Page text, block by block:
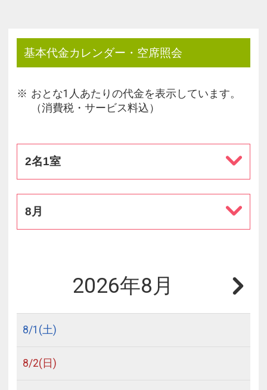
基本代金カレンダー・空席照会
おとな1人あたりの代金を表示しています。
（消費税・サービス料込）
2名1室
8月
2026年8月
8/1 (土)
8/2(日)